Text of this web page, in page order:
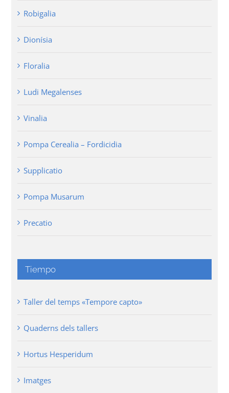
Robigalia
Dionísia
Floralia
Ludi Megalenses
Vinalia
Pompa Cerealia – Fordicidia
Supplicatio
Pompa Musarum
Precatio
Tiempo
Taller del temps «Tempore capto»
Quaderns dels tallers
Hortus Hesperidum
Imatges